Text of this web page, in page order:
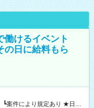
働けるイベント
日に給料もら